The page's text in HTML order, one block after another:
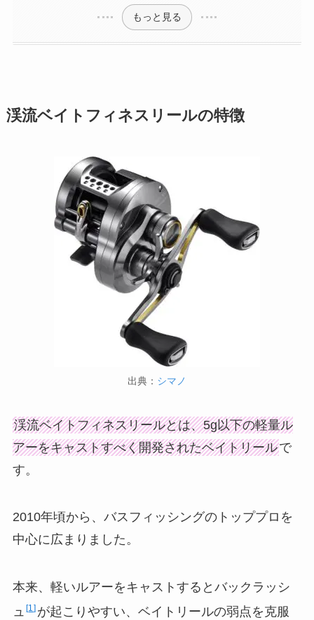
もっと見る
渓流ベイトフィネスリールの特徴
出典： シマノ
渓流ベイトフィネスリールとは、5g以下の軽量ル
アーをキャストすべく開発されたベイトリールで
す。
2010年頃から、バスフィッシングのトッププロを
中心に広まりました。
本来、軽いルアーをキャストするとバックラッシ
ュ 1 が起こりやすい、ベイトリールの弱点を克服